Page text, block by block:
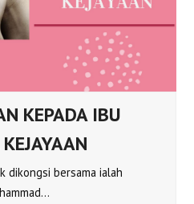
KEPADA IBU
dikongsi bersama ialah